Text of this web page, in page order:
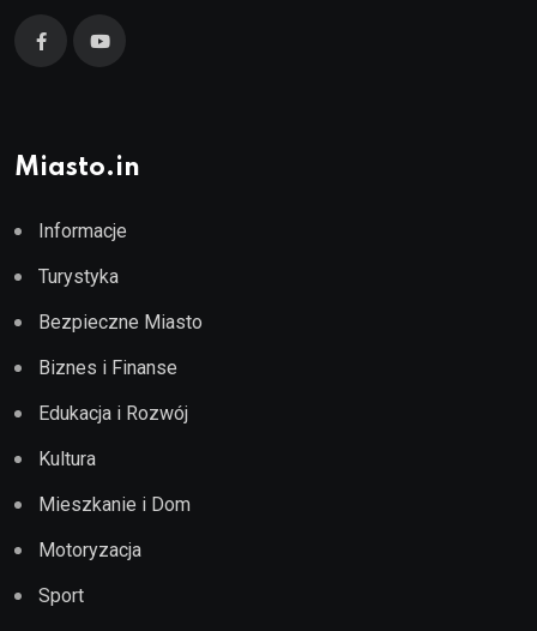
Miasto.in
Informacje
Turystyka
Bezpieczne Miasto
Biznes i Finanse
Edukacja i Rozwój
Kultura
Mieszkanie i Dom
Motoryzacja
Sport